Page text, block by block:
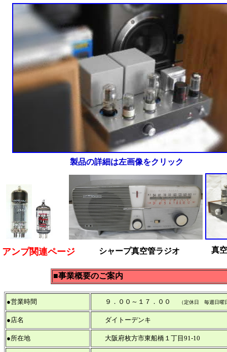
アンプ関連ページ 真
■事業概要のご案内
製品の詳細は左画像をクリック
●営業時間 ９．００～１７．００ （定休日 毎週日曜
●店名 ダイトーデンキ
●所在地 大阪府枚方市東船橋１丁目91-10
シャープ真空管ラジオ